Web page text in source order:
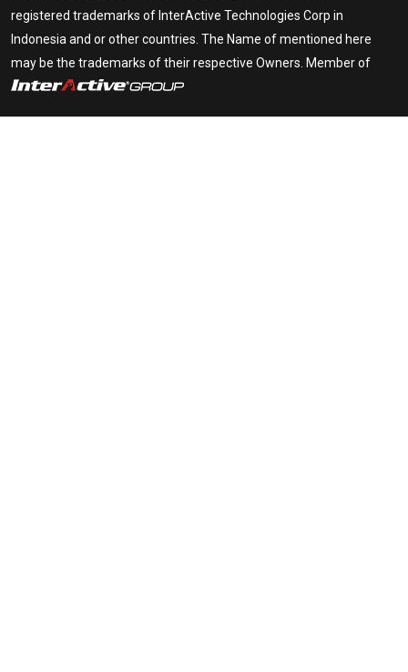
registered trademarks of InterActive Technologies Corp in
Indonesia and or other countries. The Name of mentioned here
may be the trademarks of their respective Owners. Member of